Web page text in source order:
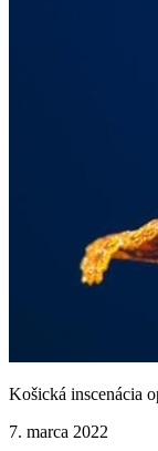
Košická inscenácia
7. marca 2022